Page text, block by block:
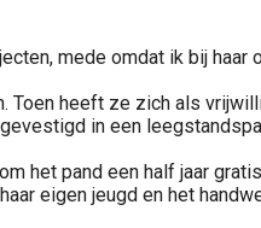
mede omdat ik bij
heeft ze zich als
in een
het pand een half jaar
eigen jeugd en het